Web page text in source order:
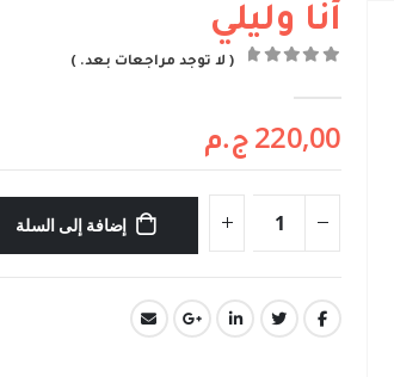
أنا وليلي
( لا توجد مراجعات بعد. )
220,00 ج.م
إضافة إلى السلة